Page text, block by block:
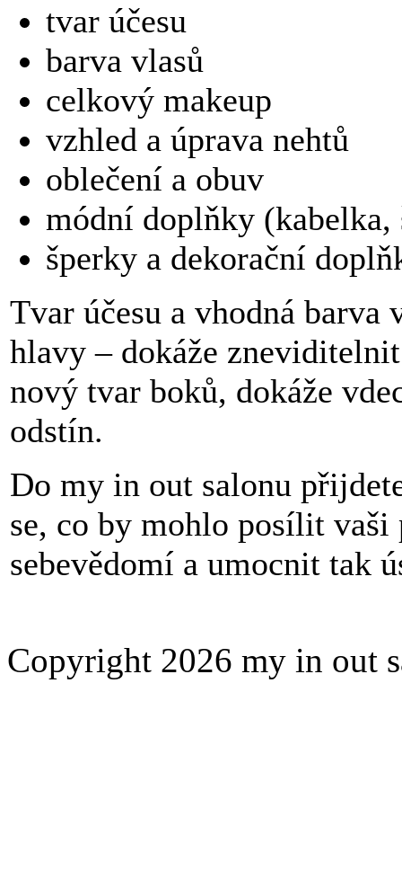
tvar účesu
barva vlasů
celkový makeup
vzhled a úprava nehtů
oblečení a obuv
módní doplňky (kabelka,
šperky a dekorační
Tvar účesu a vhodná
hlavy – dokáže
nový tvar boků, dokáže
odstín.
Do my in out salonu
se, co by mohlo posílit
sebevědomí a umocnit tak
Copyright 2026 my in out